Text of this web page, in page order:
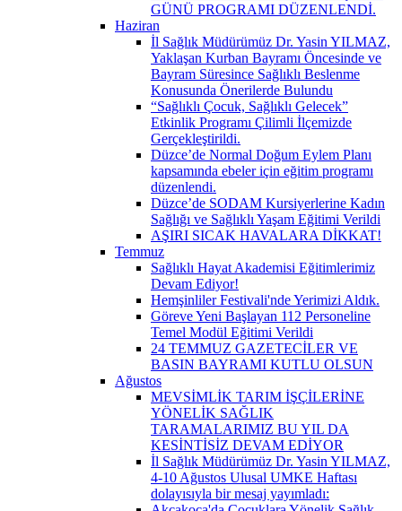
GÜNÜ PROGRAMI DÜZENLENDİ.
Haziran
İl Sağlık Müdürümüz Dr. Yasin YILMAZ,
Yaklaşan Kurban Bayramı Öncesinde ve
Bayram Süresince Sağlıklı Beslenme
Konusunda Önerilerde Bulundu
“Sağlıklı Çocuk, Sağlıklı Gelecek”
Etkinlik Programı Çilimli İlçemizde
Gerçekleştirildi.
Düzce’de Normal Doğum Eylem Planı
kapsamında ebeler için eğitim programı
düzenlendi.
Düzce’de SODAM Kursiyerlerine Kadın
Sağlığı ve Sağlıklı Yaşam Eğitimi Verildi
AŞIRI SICAK HAVALARA DİKKAT!
Temmuz
Sağlıklı Hayat Akademisi Eğitimlerimiz
Devam Ediyor!
Hemşinliler Festivali'nde Yerimizi Aldık.
Göreve Yeni Başlayan 112 Personeline
Temel Modül Eğitimi Verildi
24 TEMMUZ GAZETECİLER VE
BASIN BAYRAMI KUTLU OLSUN
Ağustos
MEVSİMLİK TARIM İŞÇİLERİNE
YÖNELİK SAĞLIK
TARAMALARIMIZ BU YIL DA
KESİNTİSİZ DEVAM EDİYOR
İl Sağlık Müdürümüz Dr. Yasin YILMAZ,
4-10 Ağustos Ulusal UMKE Haftası
dolayısıyla bir mesaj yayımladı: